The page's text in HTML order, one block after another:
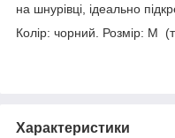
на шнурівці, ідеально
Колір: чорний. Розмір: M
Характеристики